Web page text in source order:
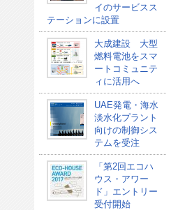
イのサービスス
テーションに設置
大成建設 大型
燃料電池をスマ
ートコミュニテ
ィに活用へ
UAE発電・海水
淡水化プラント
向けの制御シス
テムを受注
「第2回エコハ
ウス・アワー
ド」エントリー
受付開始